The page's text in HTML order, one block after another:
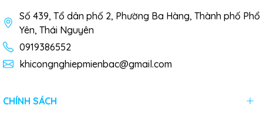
Số 439, Tổ dân phố 2, Phường Ba Hàng, Thành phố Phổ
Yên, Thái Nguyên
0919386552
khicongnghiepmienbac@gmail.com
CHÍNH SÁCH